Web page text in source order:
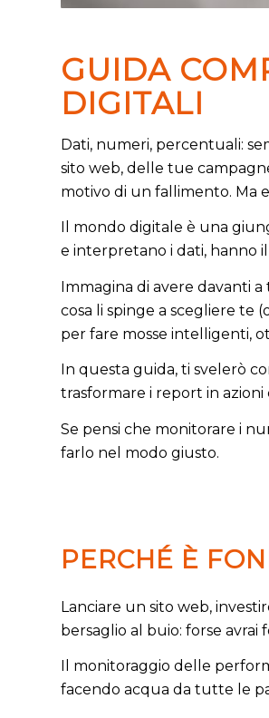
GUIDA
DIGITALI
Dati, numeri, percentuali:
sito web, delle tue
motivo di un fallimento. Ma
Il mondo digitale è una
e interpretano i dati, hanno
Immagina di avere davanti
cosa li spinge a scegliere te
per fare mosse intelligenti,
In questa guida, ti svelerò
trasformare i report in
Se pensi che monitorare i
farlo nel modo giusto.
PERCHÉ È
Lanciare un sito web,
bersaglio al buio: forse
Il monitoraggio delle
facendo acqua da tutte le